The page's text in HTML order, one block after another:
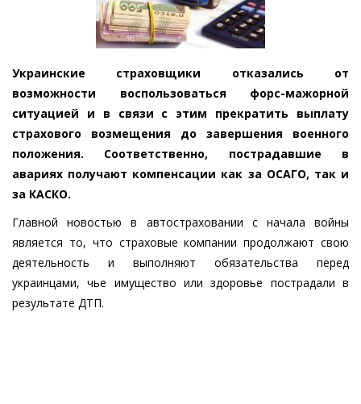
Украинские страховщики отказались от
возможности воспользоваться форс-мажорной
ситуацией и в связи с этим прекратить выплату
страхового возмещения до завершения военного
положения. Соответственно, пострадавшие в
авариях получают компенсации как за ОСАГО, так и
за КАСКО.
Главной новостью в автостраховании с начала войны
является то, что страховые компании продолжают свою
деятельность и выполняют обязательства перед
украинцами, чье имущество или здоровье пострадали в
результате ДТП.